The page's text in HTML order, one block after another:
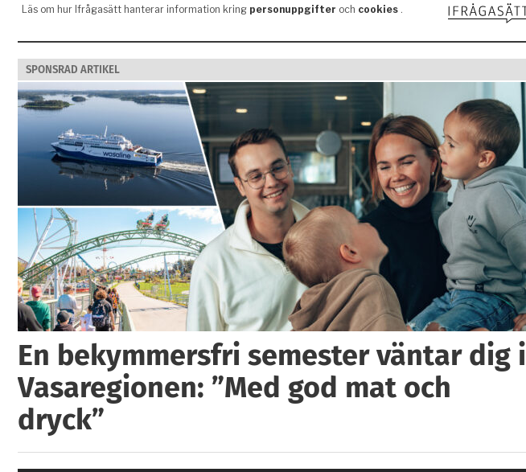
SPONSRAD ARTIKEL
En bekymmersfri semester väntar dig i
Vasaregionen: ”Med god mat och
dryck”